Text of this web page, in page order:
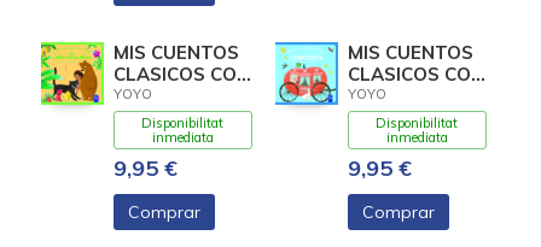
MIS CUENTOS
CLASICOS CON
TEXTURAS. EL
LIBRO DE LA
YOYO
Disponibilitat
inmediata
9,95 €
Comprar
MIS CUENTOS
CLASICOS CON
TEXTURAS.
CENICIENTA
YOYO
Disponibilitat
inmediata
9,95 €
Comprar